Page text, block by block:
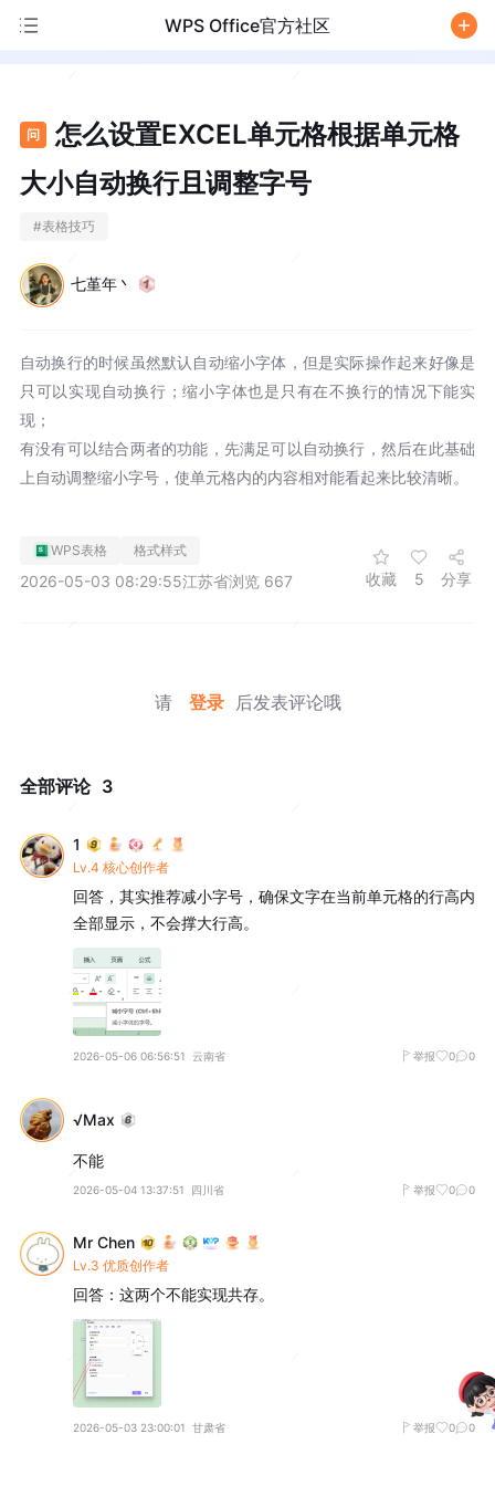
WPS Office官方社区
问
怎么设置EXCEL单元格根据单元格
大小自动换行且调整字号
#表格技巧
七堇年丶
自动换行的时候虽然默认自动缩小字体，但是实际操作起来好像是
只可以实现自动换行；缩小字体也是只有在不换行的情况下能实
现；
有没有可以结合两者的功能，先满足可以自动换行，然后在此基础
上自动调整缩小字号，使单元格内的内容相对能看起来比较清晰。
WPS表格 格式样式
2026-05-03 08:29:55江苏省浏览 667 收藏 5 分享
请 登录 后发表评论哦
全部评论 3
1
Lv.4 核心创作者
回答，其实推荐减小字号，确保文字在当前单元格的行高内
全部显示，不会撑大行高。
2026-05-06 06:56:51 云南省 举报 0 0
√Max
不能
2026-05-04 13:37:51 四川省 举报 0 0
Mr Chen
Lv.3 优质创作者
回答：这两个不能实现共存。
2026-05-03 23:00:01 甘肃省 举报 0 0